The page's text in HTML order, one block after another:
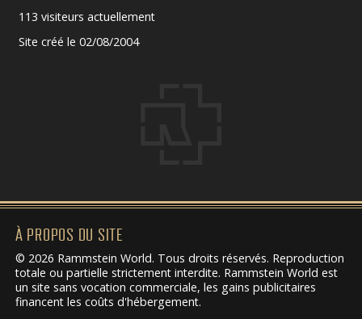
113 visiteurs actuellement
Site créé le 02/08/2004
À PROPOS DU SITE
© 2026 Rammstein World. Tous droits réservés. Reproduction
totale ou partielle strictement interdite. Rammstein World est
un site sans vocation commerciale, les gains publicitaires
financent les coûts d'hébergement.